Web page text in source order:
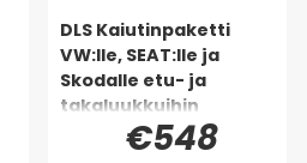
DLS Kaiutinpaketti
VW:lle, SEAT:lle ja
Skodalle etu- ja
takaluukkuihin
€548